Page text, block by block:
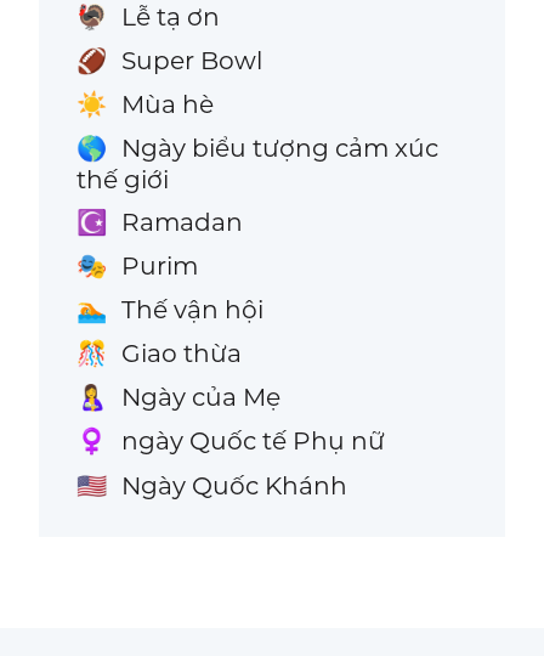
🦃 Lễ tạ ơn
🏈 Super Bowl
☀️ Mùa hè
🌎
Ngày biểu tượng cảm xúc
thế giới
☪️ Ramadan
🎭 Purim
🏊 Thế vận hội
🎊 Giao thừa
🤱 Ngày của Mẹ
♀️ ngày Quốc tế Phụ nữ
🇺🇸 Ngày Quốc Khánh